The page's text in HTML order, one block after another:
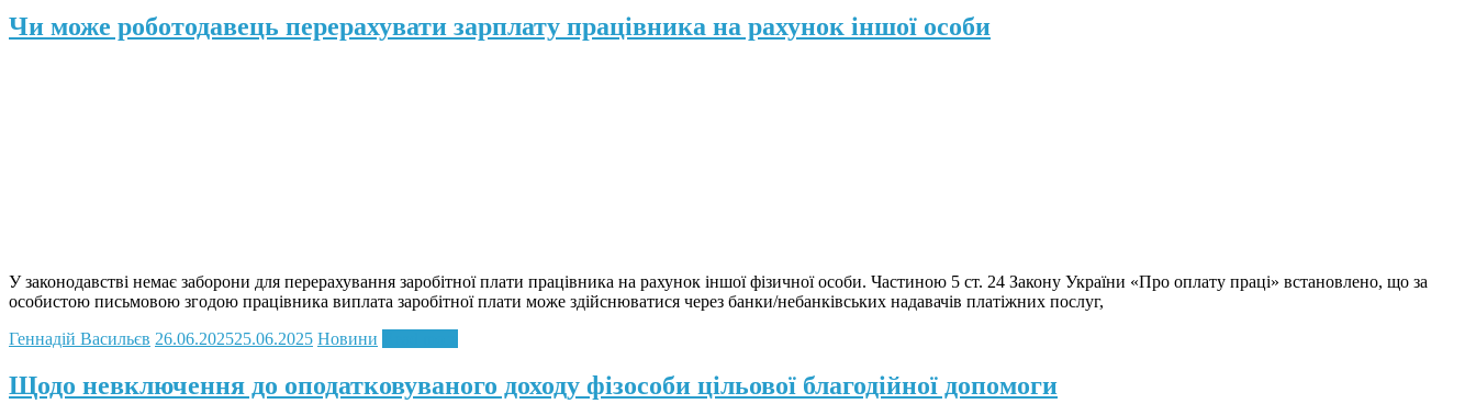
Чи може роботодавець перерахувати зарплату працівника на рахунок іншої особи
У законодавстві немає заборони для перерахування заробітної плати працівника на рахунок іншої фізичної особи. Частиною 5 ст. 24 Закону України «Про оплату праці» встановлено, що за
особистою письмовою згодою працівника виплата заробітної плати може здійснюватися через банки/небанківських надавачів платіжних послуг,
Геннадій Васильєв 26.06.202525.06.2025 Новини
Щодо невключення до оподатковуваного доходу фізособи цільової благодійної допомоги